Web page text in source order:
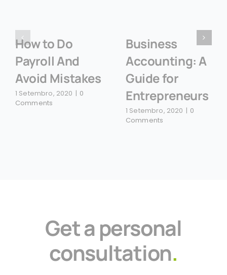
How to Do
Payroll And
Avoid Mistakes
1 Setembro, 2020 | 0
Comments
Business
Accounting: A
Guide for
Entrepreneurs
1 Setembro, 2020 | 0
Comments
Get a personal
consultation.